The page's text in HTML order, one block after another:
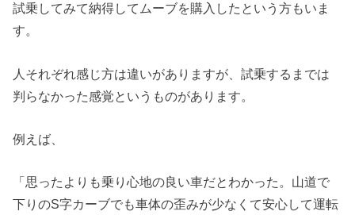
試乗してみて納得してムーブを購入したという方もいま
す。
人それぞれ感じ方は違いがありますが、試乗するまでは
判らなかった感覚というものがあります。
例えば、
「思ったよりも乗り心地の良い車だとわかった。山道で
下りのS字カーブでも車体の歪みが少なくて安心して運転